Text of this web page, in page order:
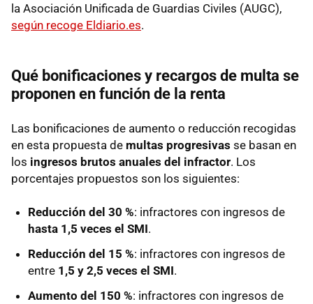
la Asociación Unificada de Guardias Civiles (AUGC),
según recoge Eldiario.es.
Qué bonificaciones y recargos de multa se
proponen en función de la renta
Las bonificaciones de aumento o reducción recogidas
en esta propuesta de multas progresivas se basan en
los ingresos brutos anuales del infractor. Los
porcentajes propuestos son los siguientes:
Reducción del 30 %: infractores con ingresos de
hasta 1,5 veces el SMI.
Reducción del 15 %: infractores con ingresos de
entre 1,5 y 2,5 veces el SMI.
Aumento del 150 %: infractores con ingresos de